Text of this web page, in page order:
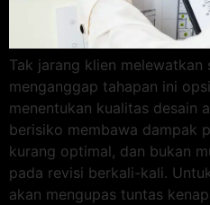
Tak jarang klien melewatkan
menganggap tahapan ini
menentukan kualitas desain
berisiko membawa dampak
kurang optimal, dan bukan
pada revisi berkali-kali.
akan mengupas tuntas